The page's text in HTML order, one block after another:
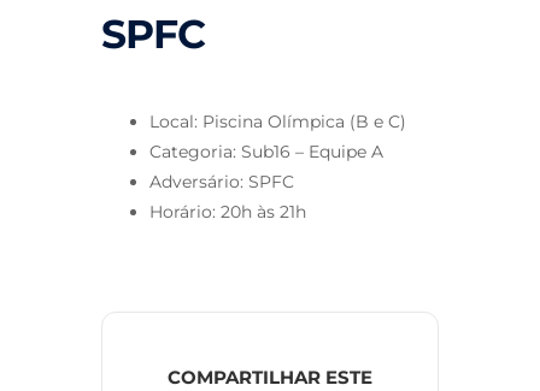
SPFC
Local: Piscina Olímpica (B e C)
Categoria: Sub16 – Equipe A
Adversário: SPFC
Horário: 20h às 21h
COMPARTILHAR ESTE